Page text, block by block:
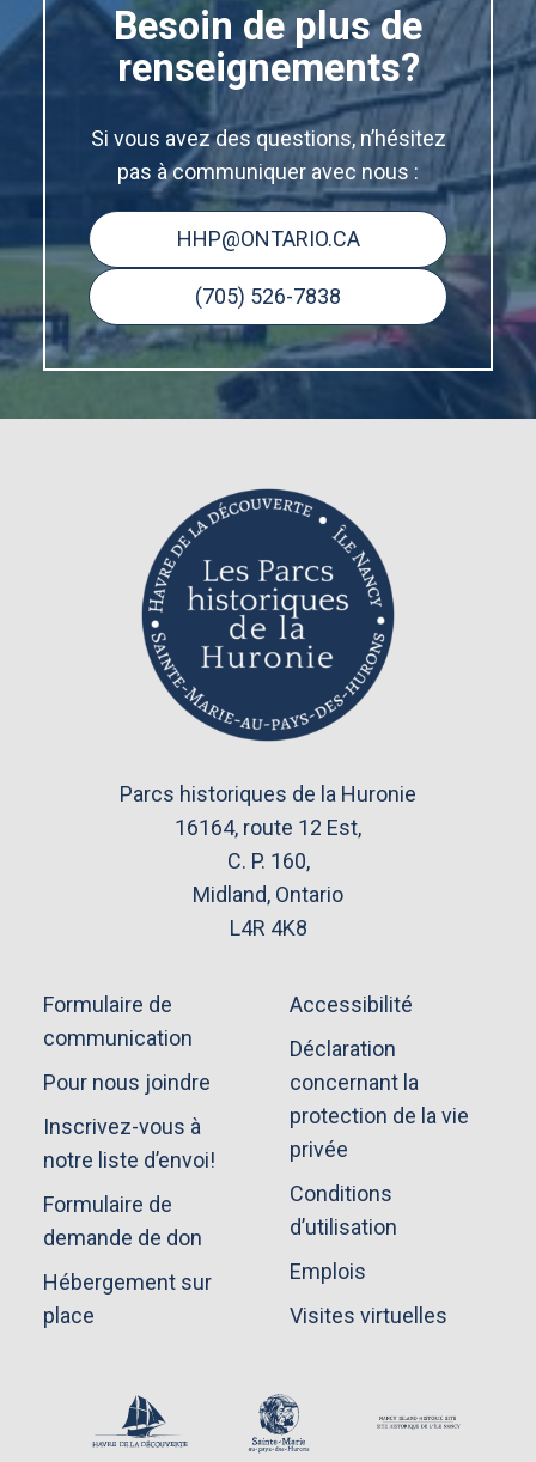
Besoin de plus de
renseignements?
Si vous avez des questions, n’hésitez
pas à communiquer avec nous :
HHP@ONTARIO.CA
(705) 526-7838
Parcs historiques de la Huronie
16164, route 12 Est,
C. P. 160,
Midland, Ontario
L4R 4K8
Formulaire de
communication
Pour nous joindre
Inscrivez-vous à
notre liste d’envoi!
Formulaire de
demande de don
Hébergement sur
place
Accessibilité
Déclaration
concernant la
protection de la vie
privée
Conditions
d’utilisation
Emplois
Visites virtuelles